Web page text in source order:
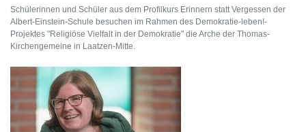
Schülerinnen und Schüler aus dem Profilkurs Erinnern statt Vergessen der
Albert-Einstein-Schule besuchen im Rahmen des Demokratie-leben!-
Projektes "Religiöse Vielfalt in der Demokratie" die Arche der Thomas-
Kirchengemeine in Laatzen-Mitte.